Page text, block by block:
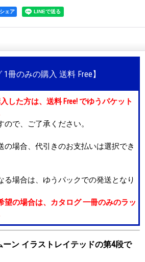
ェア
1冊のみの購入 送料 Free】
した方は、送料 Free! でゆうパケット
で、ご了承ください。
の場合、代引きのお支払いは選択でき
る場合は、ゆうパックでの発送となり
の場合は、カタログ 一冊のみのラッ
ン イラストレイテッドの第4段で